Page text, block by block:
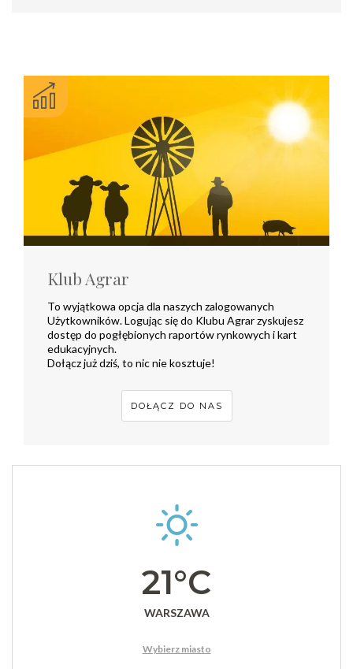
Klub Agrar
To wyjątkowa opcja dla naszych zalogowanych
Użytkowników. Logując się do Klubu Agrar zyskujesz
dostęp do pogłębionych raportów rynkowych i kart
edukacyjnych.
Dołącz już dziś, to nic nie kosztuje!
DOŁĄCZ DO NAS
21°C
WARSZAWA
Wybierz miasto